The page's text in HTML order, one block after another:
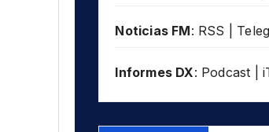
Noticias FM: RSS
Informes DX: Podcast